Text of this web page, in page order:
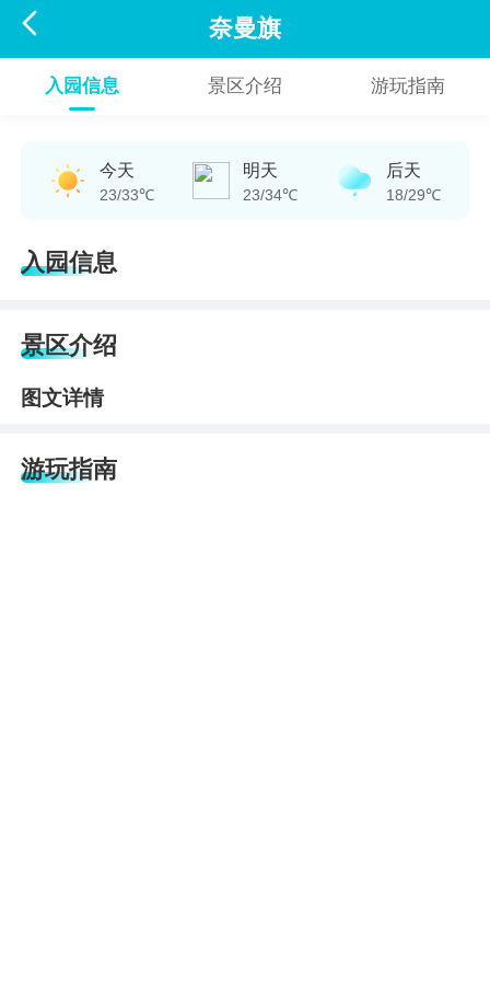
 奈曼旗
入园信息 景区介绍 游玩指南
今天
23/33℃
明天
23/34℃
后天
18/29℃
入园信息
景区介绍
图文详情
游玩指南